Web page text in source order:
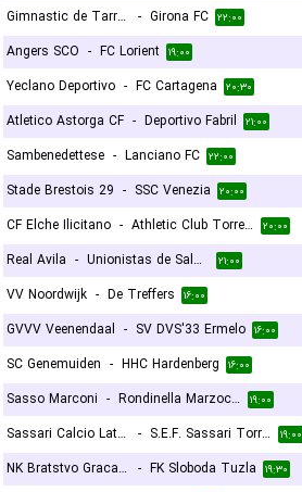
Gimnastic de Tarragona
- Girona FC ۲۲:۰۰
Angers SCO - FC Lorient ۱۹:۰۰
Yeclano Deportivo - FC Cartagena ۲۰:۳۰
Atletico Astorga CF - Deportivo Fabril ۲۱:۰۰
Sambenedettese - Lanciano FC ۲۲:۰۰
Stade Brestois 29 - SSC Venezia ۲۰:۰۰
CF Elche Ilicitano - Athletic Club Torrellano ۲۰:۰۰
Real Avila - Unionistas de Salamanca CF ۲۱:۰۰
VV Noordwijk - De Treffers ۱۶:۰۰
GVVV Veenendaal - SV DVS'33 Ermelo ۱۶:۰۰
SC Genemuiden - HHC Hardenberg ۱۶:۰۰
Sasso Marconi - Rondinella Marzocco ۱۹:۰۰
Sassari Calcio Latte Dolce
- S.E.F. Sassari Torres 1903 ۱۹:۰۰
NK Bratstvo Gracanica - FK Sloboda Tuzla ۱۹:۳۰